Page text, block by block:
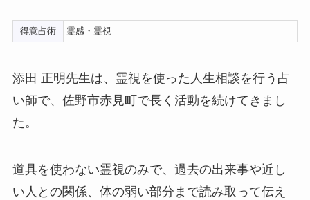
得意占術 霊感・霊視
添田 正明先生は、霊視を使った人生相談を行う占
い師で、佐野市赤見町で長く活動を続けてきまし
た。
道具を使わない霊視のみで、過去の出来事や近し
い人との関係、体の弱い部分まで読み取って伝え